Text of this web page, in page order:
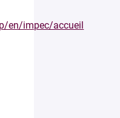
en/impec/accueil